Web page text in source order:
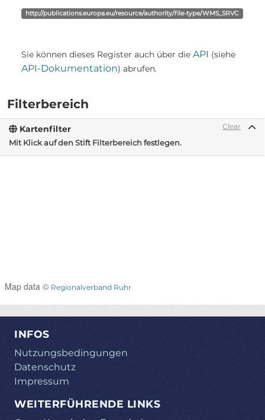
Filterbereich
Clear
Kartenfilter
Mit Klick auf den Stift Filterbereich festlegen.
Map data © Regionalverband Ruhr
http://publications.europa.eu/resource/authority/file-type/WMS_SRVC
Sie können dieses Register auch über die API (siehe
API-Dokumentation) abrufen.
INFOS
Nutzungsbedingungen
Datenschutz
Impressum
WEITERFÜHRENDE LINKS